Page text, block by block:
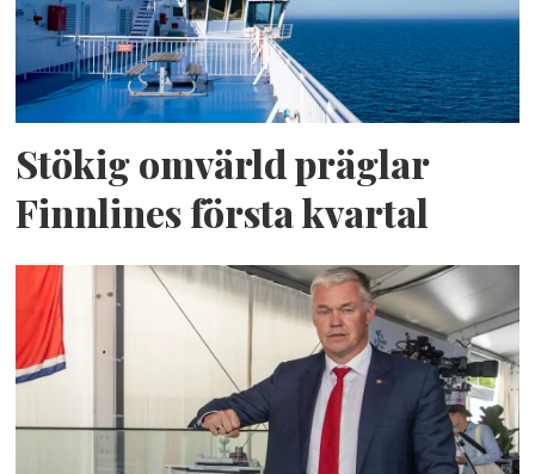
Stökig omvärld präglar
Finnlines första kvartal